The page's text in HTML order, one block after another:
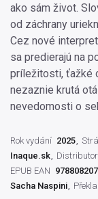
ako sám život.
od záchrany
Cez nové
sa predierajú na
príležitosti, ťažké
nezaznie krutá
nevedomosti o
Rok vydání 2025
Inaque.sk
Distributor
EPUB EAN
Sacha Naspini